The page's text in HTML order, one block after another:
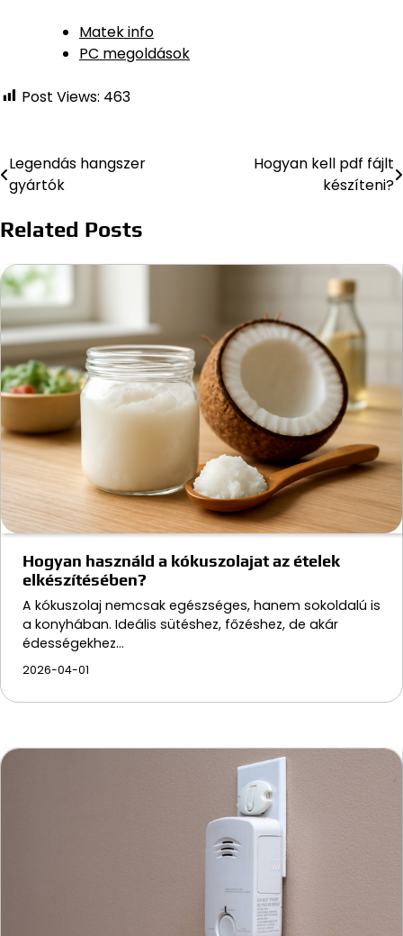
Matek info
PC megoldások
Post Views: 463
Bejegyzés
navigáció
Legendás hangszer
gyártók
Hogyan kell pdf fájlt
készíteni?
Related Posts
Hogyan használd a kókuszolajat az ételek
elkészítésében?
A kókuszolaj nemcsak egészséges, hanem sokoldalú is
a konyhában. Ideális sütéshez, főzéshez, de akár
édességekhez…
2026-04-01